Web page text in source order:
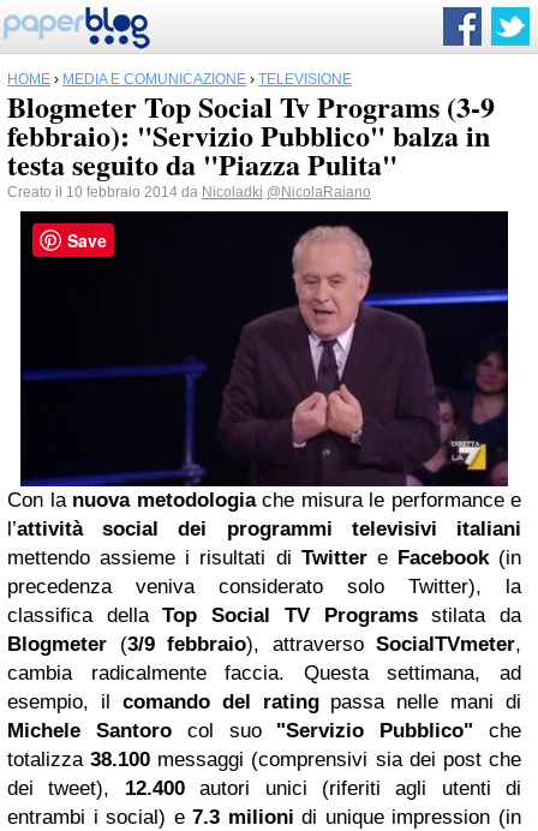
HOME › MEDIA E COMUNICAZIONE › TELEVISIONE
Blogmeter Top Social Tv Programs (3-9
febbraio): "Servizio Pubblico" balza in
testa seguito da "Piazza Pulita"
Creato il 10 febbraio 2014 da Nicoladki @NicolaRaiano
Con la nuova metodologiache misura le performance e
l’attività social dei programmi televisivi italiani
mettendo assieme i risultati di Twittere Facebook(in
precedenza veniva considerato solo Twitter), la
classifica dellaTop Social TV Programsstilata da
Blogmeter (3/9 febbraio), attraverso SocialTVmeter,
cambia radicalmente faccia. Questa settimana, ad
esempio, il comando del ratingpassa nelle mani di
Michele Santorocol suo "Servizio Pubblico" che
totalizza38.100 messaggi (comprensivi sia dei post che
dei tweet), 12.400autori unici (riferiti agli utenti di
entrambi i social) e7.3 milioni di unique impression (in
Save